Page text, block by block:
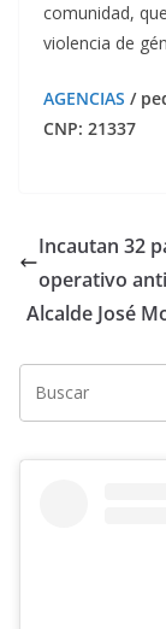
comunidad,
violencia de
AGENCIAS /
CNP: 21337
Incautan 32
operativo
Alcalde José